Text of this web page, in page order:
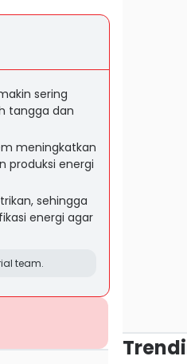
sering
tangga dan
meningkatkan
produksi energi
sehingga
energi agar
team.